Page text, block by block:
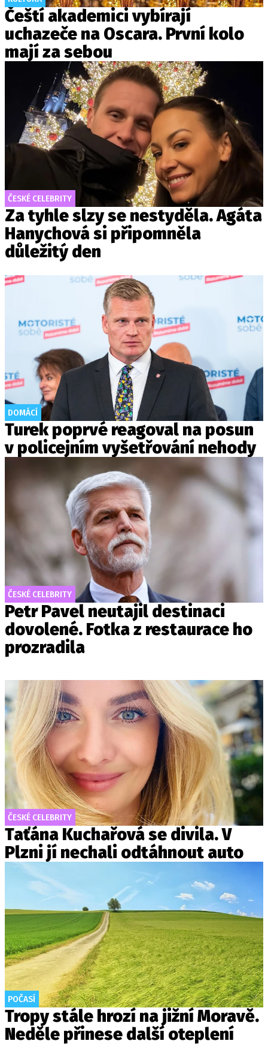
Čeští akademici vybírají
uchazeče na Oscara. První kolo
mají za sebou
ČESKÉ CELEBRITY
Za tyhle slzy se nestyděla. Agáta
Hanychová si připomněla
důležitý den
DOMÁCÍ
Turek poprvé reagoval na posun
v policejním vyšetřování nehody
ČESKÉ CELEBRITY
Petr Pavel neutajil destinaci
dovolené. Fotka z restaurace ho
prozradila
ČESKÉ CELEBRITY
Taťána Kuchařová se divila. V
Plzni jí nechali odtáhnout auto
POČASÍ
Tropy stále hrozí na jižní Moravě.
Neděle přinese další oteplení